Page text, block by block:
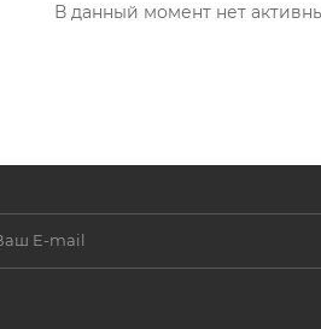
В данный момент нет